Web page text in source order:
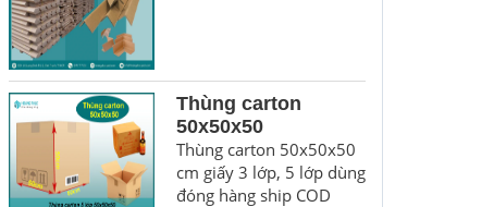
Thùng carton
50x50x50
Thùng carton 50x50x50
cm giấy 3 lớp, 5 lớp dùng
đóng hàng ship COD